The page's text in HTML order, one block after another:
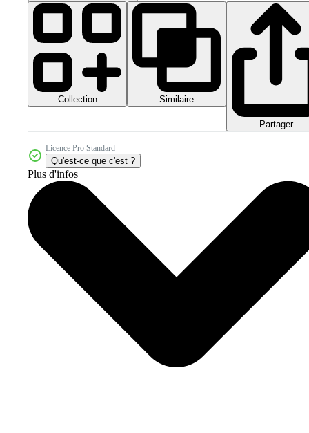
Collection Similaire
Partager
Licence Pro Standard
Qu'est-ce que c'est ?
Plus d'infos